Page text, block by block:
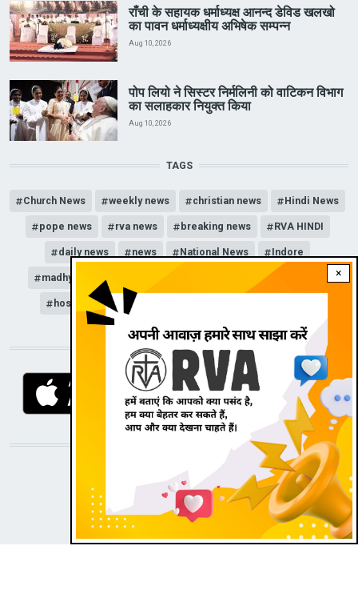
×
राँची के सहायक धर्माध्यक्ष आनन्द डेविड खलखो
का पावन धर्माध्यक्षीय अभिषेक सम्पन्न
Aug 10, 2026
पोप लियो ने सिस्टर निर्मलिनी को वाटिकन विभाग
का सलाहकार नियुक्त किया
Aug 10, 2026
TAGS
Church News weekly news christian news Hindi News
pope news rva news breaking news RVA HINDI
daily news news National News Indore
madhypradesh
hospital Lockdown
DOWNLOAD RVA APP